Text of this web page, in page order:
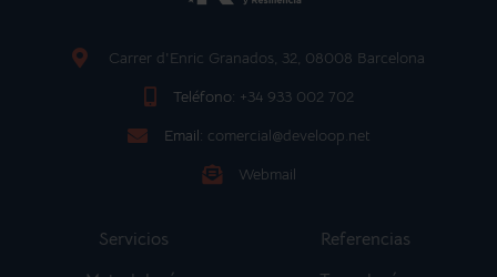
Carrer d'Enric Granados, 32, 08008 Barcelona
Teléfono: +34 933 002 702
Email: comercial@develoop.net
Webmail
Servicios
Referencias